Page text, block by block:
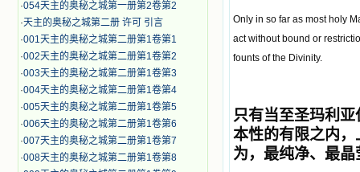
·054天主的奥秘之城第一册第2卷第2
·天主的奥秘之城第二册 许可 引言
·001天主的奥秘之城第二册第1卷第1
·002天主的奥秘之城第二册第1卷第2
·003天主的奥秘之城第二册第1卷第3
·004天主的奥秘之城第二册第1卷第4
·005天主的奥秘之城第二册第1卷第5
·006天主的奥秘之城第二册第1卷第6
·007天主的奥秘之城第二册第1卷第7
·008天主的奥秘之城第二册第1卷第8
Only in so far as most holy
act without bound or
founts of the Divinity.
只有当至圣玛利
本性的有限之内，
为， 最纯净、 最晶